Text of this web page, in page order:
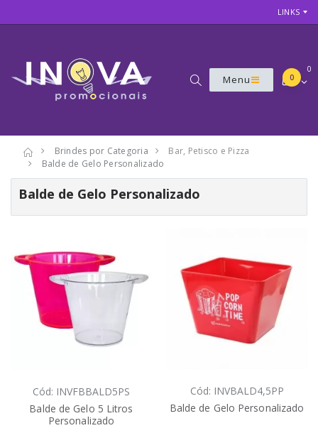
LINKS
Menu
0
0
Brindes por Categoria
Bar, Petisco e Pizza
Balde de Gelo Personalizado
Balde de Gelo Personalizado
Cód: INVFBBALD5PS
Balde de Gelo 5 Litros
Personalizado
Cód: INVBALD4,5PP
Balde de Gelo Personalizado